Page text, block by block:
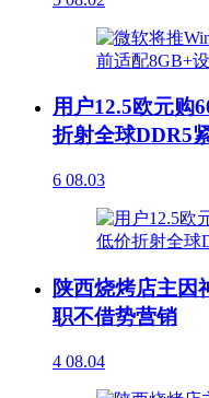
用户12.5欧元购
折射全球DDR5
6 08.03
陕西烧烤店主因
职不借势营销
4 08.04